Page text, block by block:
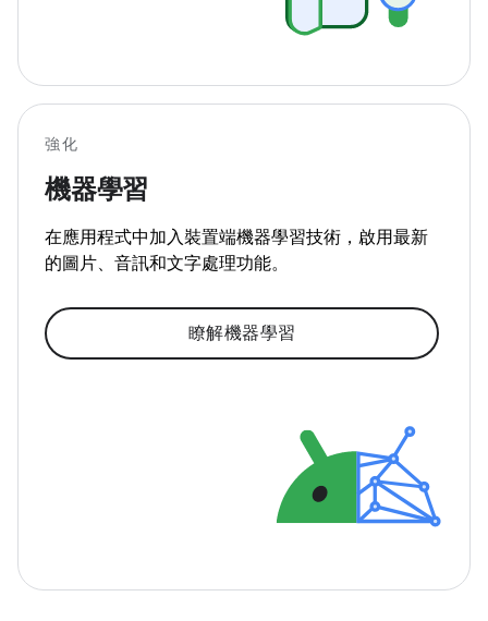
強化
機器學習
在應用程式中加入裝置端機器學習技術，啟用最新
的圖片、音訊和文字處理功能。
瞭解機器學習